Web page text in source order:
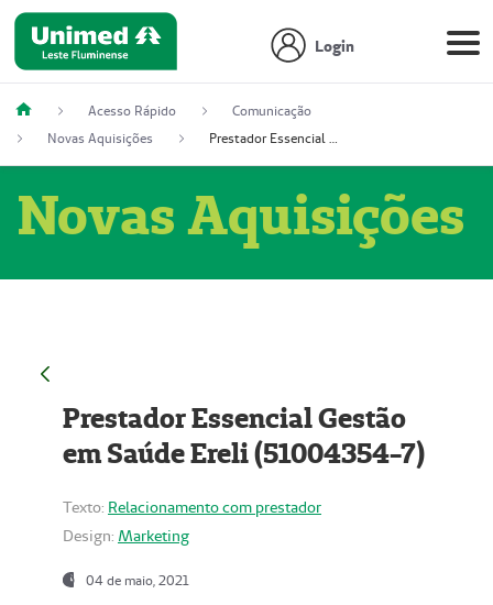
Login
Acesso Rápido
Comunicação
Novas Aquisições
Prestador Essencial Gestão em Saúde Ereli (51004354-7)
Novas Aquisições
Prestador Essencial Gestão
em Saúde Ereli (51004354-7)
Texto: Relacionamento com prestador
Design: Marketing
04 de maio, 2021